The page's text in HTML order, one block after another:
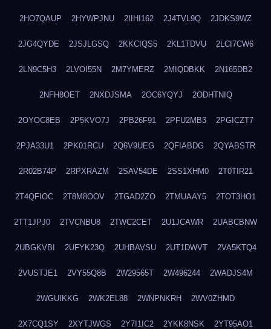
2HO7QAUP 2HYWPJNU 2IIHI162 2J4TVL9Q 2JDKS9WZ
2JG4QYDE 2JSJLGSQ 2KKCIQS5 2KL1TDVU 2LCI7CW6
2LN9C5H3 2LVOI55N 2M7YMERZ 2MIQDBKK 2N165DB2
2NFH8OET 2NXDJSMA 2OC6YQYJ 2ODHTNIQ
2OYOC8EB 2P5KVO7J 2PB26F91 2PFU2MB3 2PGICZT7
2PJA33U1 2PK01RCU 2Q6V9UEG 2QFIABDG 2QYABSTR
2R02B74P 2RPXRAZM 2SAV54DE 2SS1XHM0 2T0TIR21
2T4QFIOC 2T8M8OOV 2TGAD2ZO 2TMUAAY5 2TOT3HO1
2TT1JPJ0 2TVCNBU8 2TWC2CET 2U1JCAWR 2UABCBNW
2UBGKVBI 2UFYK23Q 2UHBAVSU 2UT1DWVT 2VA5KTQ4
2VUSTJE1 2VY55Q8B 2W29565T 2W496244 2WADJS4M
2WGUIKKG 2WK2EL88 2WNPNKRH 2WV0ZHMD
2X7CQ1SY 2XYTJWGS 2Y7I1IC2 2YKK8NSK 2YT95AO1